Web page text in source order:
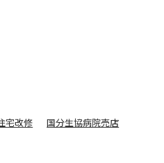
宅改修 国分生協病院売店